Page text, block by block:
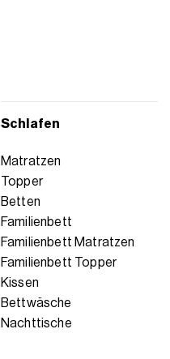
Schlafen
Matratzen
Topper
Betten
Familienbett
Familienbett Matratzen
Familienbett Topper
Kissen
Bettwäsche
Nachttische